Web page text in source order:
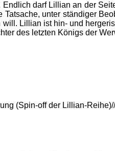
darf Lillian an der
unter ständiger
Lillian ist hin- und
des letzten Königs der
(Spin-off der Lillian-Reihe)//